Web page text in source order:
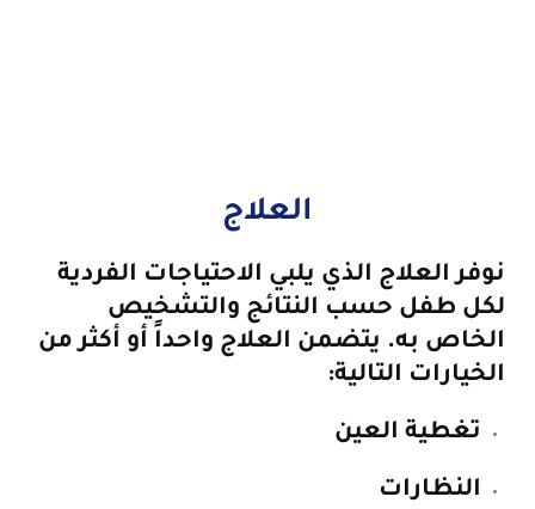
العلاج
نوفر العلاج الذي يلبي الاحتياجات الفردية
لكل طفل حسب النتائج والتشخيص
الخاص به. يتضمن العلاج واحداً أو أكثر من
الخيارات التالية:
تغطية العين
النظارات